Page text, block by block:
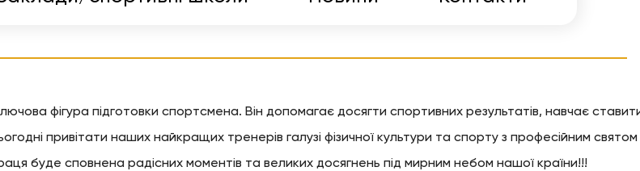
фігура підготовки спортсмена. Він допомагає досягти спортивних результатів, навчає ставити
привітати наших найкращих тренерів галузі фізичної культури та спорту з професійним
буде сповнена радісних моментів та великих досягнень під мирним небом нашої країни!!!